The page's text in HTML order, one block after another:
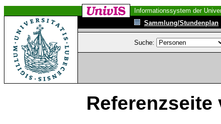
Informationssystem der
Sammlung/Stundenplan
Suche:
Referenzseite